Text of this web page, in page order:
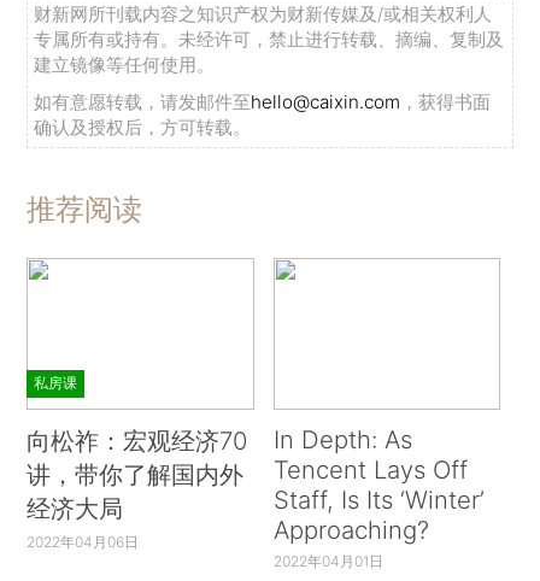
财新网所刊载内容之知识产权为财新传媒及/或相关权利人
专属所有或持有。未经许可，禁止进行转载、摘编、复制及
建立镜像等任何使用。
如有意愿转载，请发邮件至hello@caixin.com ，获得书面
确认及授权后，方可转载。
推荐阅读
私房课
向松祚：宏观经济70
讲，带你了解国内外
经济大局
2022年04月06日
In Depth: As
Tencent Lays Off
Staff, Is Its ‘Winter’
Approaching?
2022年04月01日